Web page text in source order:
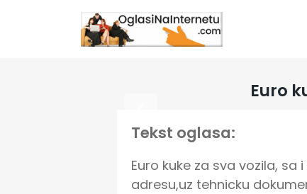
Euro
Tekst oglasa:
Euro kuke za sva vozila,
adresu,uz tehnicku